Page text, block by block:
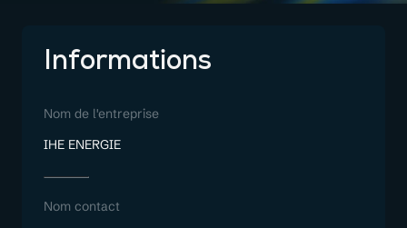
Informations
Nom de l'entreprise
IHE ENERGIE
Nom contact